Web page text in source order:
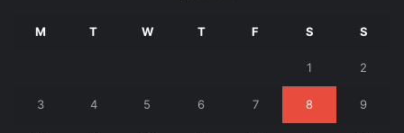
M T W T F S S
1 2
3 4 5 6 7 8 9